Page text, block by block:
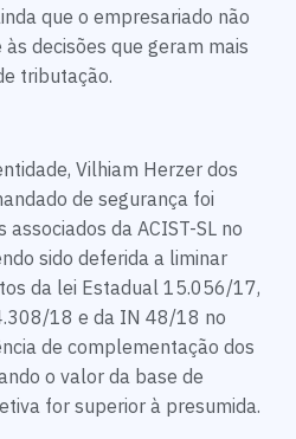
que o empresariado não
decisões que geram mais
tributação.
Vilhiam Herzer dos
de segurança foi
da ACIST-SL no
sido deferida a liminar
da lei Estadual 15.056/17,
18 e da IN 48/18 no
de complementação dos
o valor da base de
for superior à presumida.